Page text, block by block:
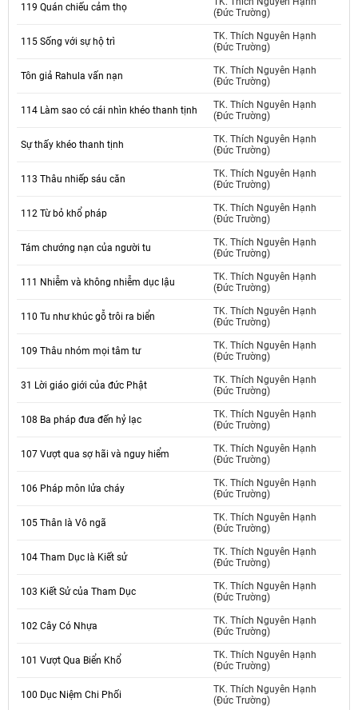
119 Quán chiếu cảm thọ
(Đức Trường)
115 Sống với sự hộ trì
TK. Thích Nguyên Hạnh
(Đức Trường)
Tôn giả Rahula vấn nạn
TK. Thích Nguyên Hạnh
(Đức Trường)
114 Làm sao có cái nhìn khéo thanh tịnh
TK. Thích Nguyên Hạnh
(Đức Trường)
Sự thấy khéo thanh tịnh
TK. Thích Nguyên Hạnh
(Đức Trường)
113 Thâu nhiếp sáu căn
TK. Thích Nguyên Hạnh
(Đức Trường)
112 Từ bỏ khổ pháp
TK. Thích Nguyên Hạnh
(Đức Trường)
Tám chướng nạn của người tu
TK. Thích Nguyên Hạnh
(Đức Trường)
111 Nhiễm và không nhiễm dục lậu
TK. Thích Nguyên Hạnh
(Đức Trường)
110 Tu như khúc gỗ trôi ra biển
TK. Thích Nguyên Hạnh
(Đức Trường)
109 Thâu nhóm mọi tâm tư
TK. Thích Nguyên Hạnh
(Đức Trường)
31 Lời giáo giới của đức Phật
TK. Thích Nguyên Hạnh
(Đức Trường)
108 Ba pháp đưa đến hỷ lạc
TK. Thích Nguyên Hạnh
(Đức Trường)
107 Vượt qua sợ hãi và nguy hiểm
TK. Thích Nguyên Hạnh
(Đức Trường)
106 Pháp môn lửa cháy
TK. Thích Nguyên Hạnh
(Đức Trường)
105 Thân là Vô ngã
TK. Thích Nguyên Hạnh
(Đức Trường)
104 Tham Dục là Kiết sử
TK. Thích Nguyên Hạnh
(Đức Trường)
103 Kiết Sử của Tham Dục
TK. Thích Nguyên Hạnh
(Đức Trường)
102 Cây Có Nhựa
TK. Thích Nguyên Hạnh
(Đức Trường)
101 Vượt Qua Biển Khổ
TK. Thích Nguyên Hạnh
(Đức Trường)
100 Dục Niệm Chi Phối
TK. Thích Nguyên Hạnh
(Đức Trường)